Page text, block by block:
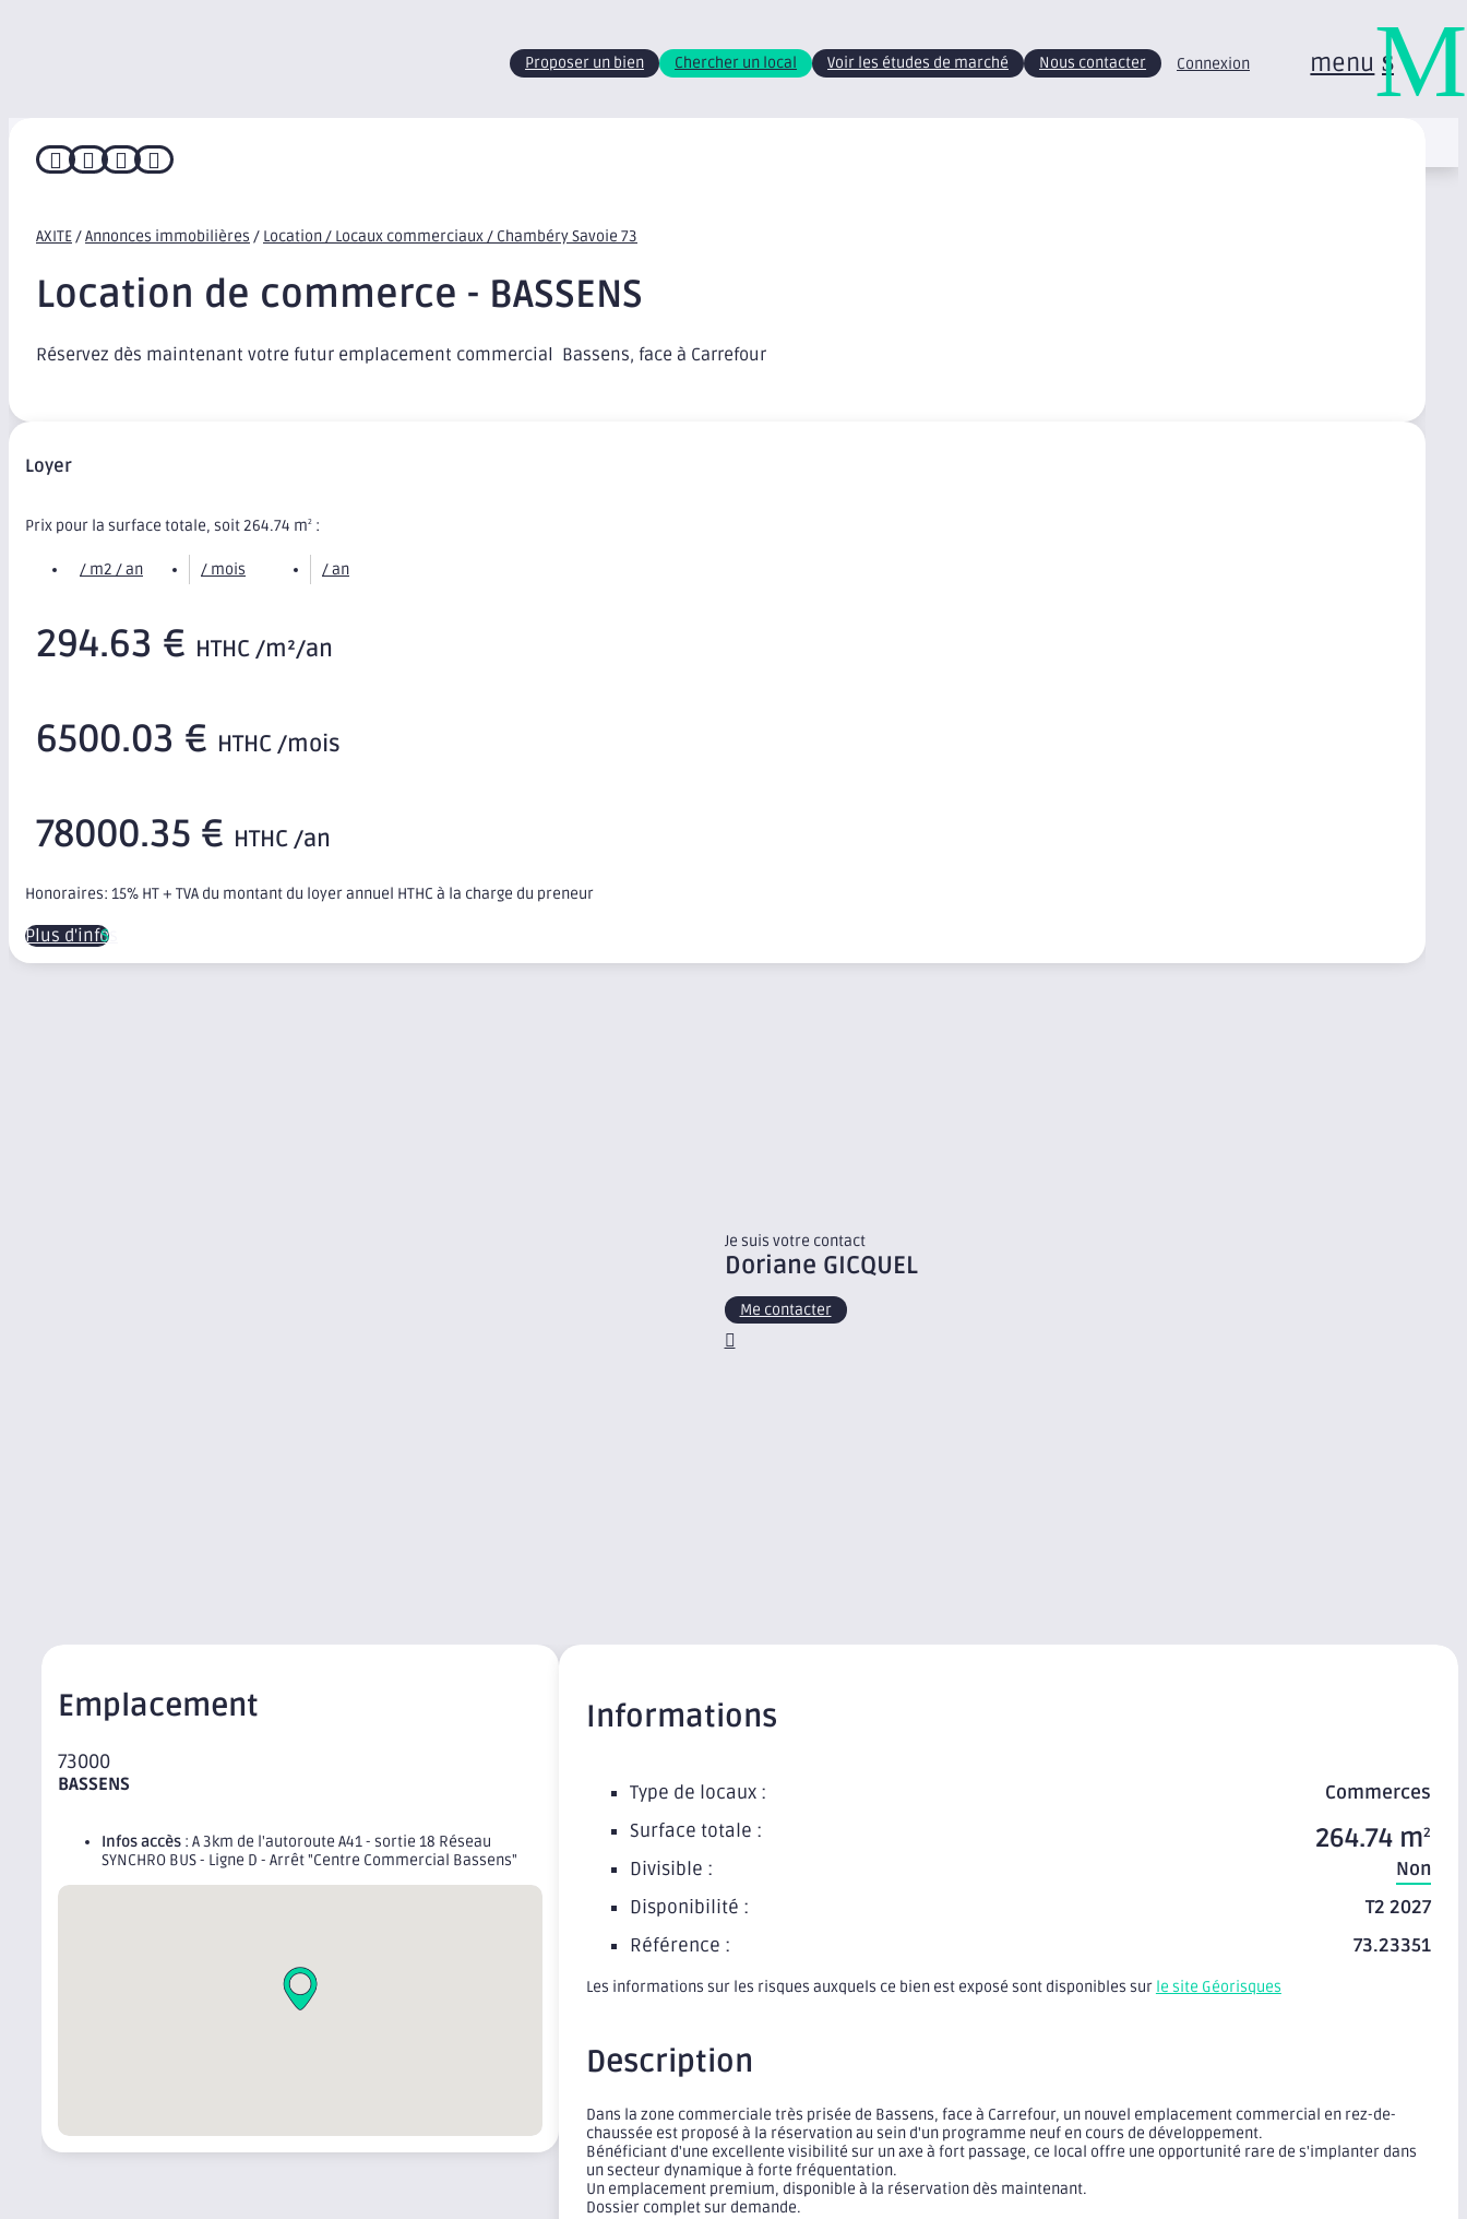
Proposer un bien Chercher un local Voir les études de marché Nous contacter Connexion menu
   
AXITE/Annonces immobilières / Location / Locaux commerciaux / Chambéry Savoie 73
Location de commerce - BASSENS
Réservez dès maintenant votre futur emplacement commercial  Bassens, face à Carrefour
Loyer
Prix pour la surface totale, soit 264.74 m2 :
/ m2 / an / mois / an
294.63 € HTHC /m²/an
6500.03 € HTHC /mois
78000.35 € HTHC /an
Honoraires: 15% HT + TVA du montant du loyer annuel HTHC à la charge du preneur
Plus d'infos
Je suis votre contact
Doriane GICQUEL
Me contacter
Emplacement
73000
BASSENS
Infos accès : A 3km de l'autoroute A41 - sortie 18 Réseau
SYNCHRO BUS - Ligne D - Arrêt "Centre Commercial Bassens"
Informations
Type de locaux :
Commerces
Surface totale :
264.74 m2
Divisible :
Non
Disponibilité :
T2 2027
Référence :
73.23351
Les informations sur les risques auxquels ce bien est exposé sont disponibles sur le site Géorisques
Description
Dans la zone commerciale très prisée de Bassens, face à Carrefour, un nouvel emplacement commercial en rez-de-
chaussée est proposé à la réservation au sein d'un programme neuf en cours de développement.
Bénéficiant d'une excellente visibilité sur un axe à fort passage, ce local offre une opportunité rare de s'implanter dans
un secteur dynamique à forte fréquentation.
Un emplacement premium, disponible à la réservation dès maintenant.
Dossier complet sur demande.
M